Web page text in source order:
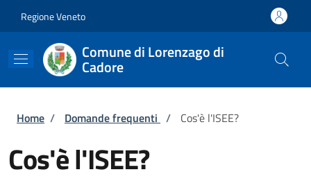
Regione Veneto
Comune di Lorenzago di
Cadore
Briciole di pane
Home / Domande frequenti / Cos'è l'ISEE?
Cos'è l'ISEE?